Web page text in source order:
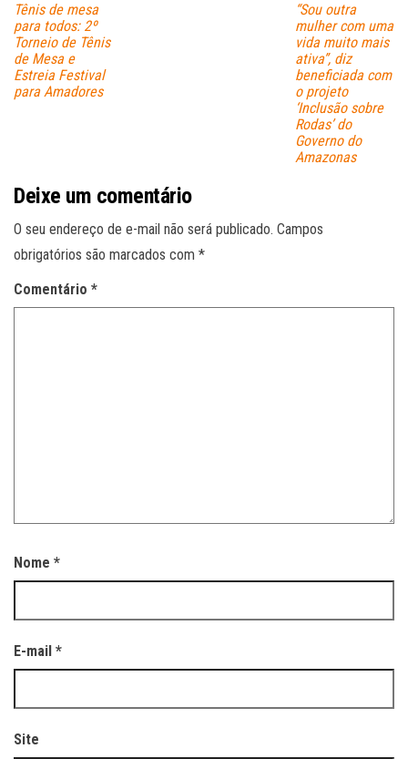
Tênis de mesa
para todos: 2º
Torneio de Tênis
de Mesa e
Estreia Festival
para Amadores
“Sou outra
mulher com uma
vida muito mais
ativa”, diz
beneficiada com
o projeto
‘Inclusão sobre
Rodas’ do
Governo do
Amazonas
Deixe um comentário
O seu endereço de e-mail não será publicado. Campos
obrigatórios são marcados com *
Comentário *
Nome *
E-mail *
Site